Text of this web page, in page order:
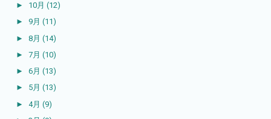
► 10月 (12)
► 9月 (11)
► 8月 (14)
► 7月 (10)
► 6月 (13)
► 5月 (13)
► 4月 (9)